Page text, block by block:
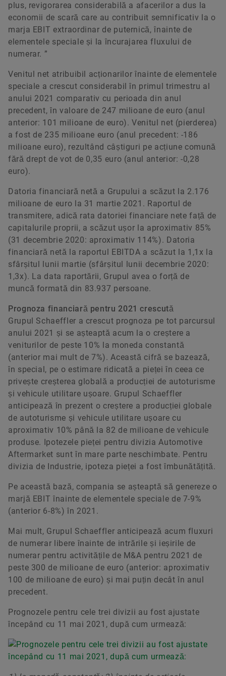
plus, revigorarea considerabilă a afacerilor a dus la
economii de scară care au contribuit semnificativ la o
marja EBIT extraordinar de puternică, înainte de
elementele speciale și la încurajarea fluxului de
numerar. ”
Venitul net atribuibil acționarilor înainte de elementele
speciale a crescut considerabil în primul trimestru al
anului 2021 comparativ cu perioada din anul
precedent, în valoare de 247 milioane de euro (anul
anterior: 101 milioane de euro). Venitul net (pierderea)
a fost de 235 milioane euro (anul precedent: -186
milioane euro), rezultând câștiguri pe acțiune comună
fără drept de vot de 0,35 euro (anul anterior: -0,28
euro).
Datoria financiară netă a Grupului a scăzut la 2.176
milioane de euro la 31 martie 2021. Raportul de
transmitere, adică rata datoriei financiare nete față de
capitalurile proprii, a scăzut ușor la aproximativ 85%
(31 decembrie 2020: aproximativ 114%). Datoria
financiară netă la raportul EBITDA a scăzut la 1,1x la
sfârșitul lunii martie (sfârșitul lunii decembrie 2020:
1,3x). La data raportării, Grupul avea o forță de
muncă formată din 83.937 persoane.
Prognoza financiară pentru 2021 crescută
Grupul Schaeffler a crescut prognoza pe tot parcursul
anului 2021 și se așteaptă acum la o creștere a
veniturilor de peste 10% la moneda constantă
(anterior mai mult de 7%). Această cifră se bazează,
în special, pe o estimare ridicată a pieței în ceea ce
privește creșterea globală a producției de autoturisme
și vehicule utilitare ușoare. Grupul Schaeffler
anticipează în prezent o creștere a producției globale
de autoturisme și vehicule utilitare ușoare cu
aproximativ 10% până la 82 de milioane de vehicule
produse. Ipotezele pieței pentru divizia Automotive
Aftermarket sunt în mare parte neschimbate. Pentru
divizia de Industrie, ipoteza pieței a fost îmbunătățită.
Pe această bază, compania se așteaptă să genereze o
marjă EBIT înainte de elementele speciale de 7-9%
(anterior 6-8%) în 2021.
Mai mult, Grupul Schaeffler anticipează acum fluxuri
de numerar libere înainte de intrările și ieșirile de
numerar pentru activitățile de M&A pentru 2021 de
peste 300 de milioane de euro (anterior: aproximativ
100 de milioane de euro) și mai puțin decât în anul
precedent.
Prognozele pentru cele trei divizii au fost ajustate
începând cu 11 mai 2021, după cum urmează: